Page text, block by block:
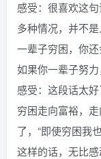
感受：很喜欢这
多种情况，并不
一辈子穷困，你
如果你一辈子努
感受：这段话太
穷困走向富裕，
了，“即使穷困我
这样的话，无比